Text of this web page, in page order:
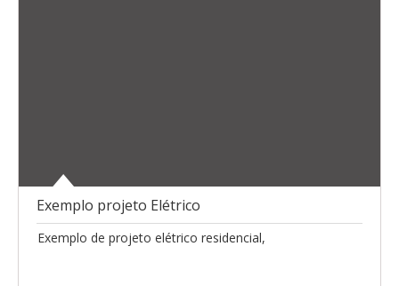
Exemplo projeto Elétrico
Exemplo de projeto elétrico residencial,